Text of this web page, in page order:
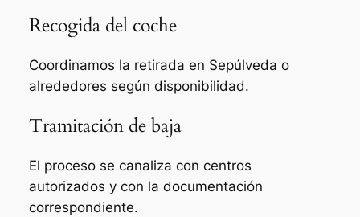
Recogida del coche
Coordinamos la retirada en Sepúlveda o
alrededores según disponibilidad.
Tramitación de baja
El proceso se canaliza con centros
autorizados y con la documentación
correspondiente.